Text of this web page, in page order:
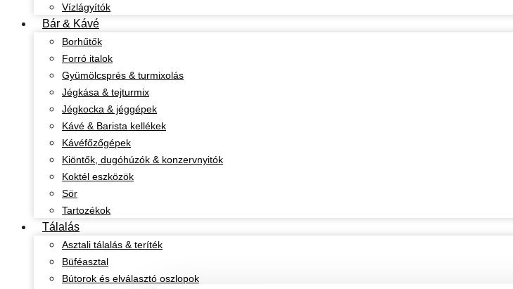
Vízlágyítók
Bár & Kávé
Borhűtők
Forró italok
Gyümölcsprés & turmixolás
Jégkása & tejturmix
Jégkocka & jéggépek
Kávé & Barista kellékek
Kávéfőzőgépek
Kiöntők, dugóhúzók & konzervnyitók
Koktél eszközök
Sör
Tartozékok
Tálalás
Asztali tálalás & teríték
Büféasztal
Bútorok és elválasztó oszlopok